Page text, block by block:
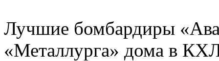
Лучшие бомбардиры
«Металлурга» дома в